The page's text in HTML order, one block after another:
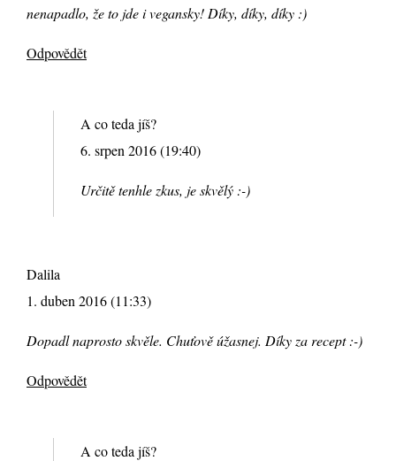
nenapadlo, že to jde i vegansky! Díky, díky, díky :)
Odpovědět
A co teda jíš?
6. srpen 2016 (19:40)
Určitě tenhle zkus, je skvělý :-)
Dalila
1. duben 2016 (11:33)
Dopadl naprosto skvěle. Chuťově úžasnej. Díky za recept :-)
Odpovědět
A co teda jíš?